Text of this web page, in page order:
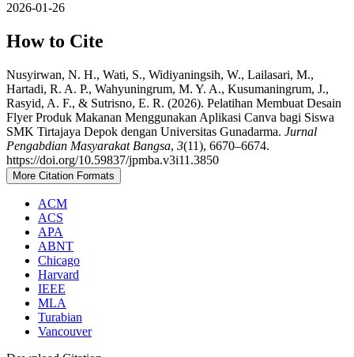
2026-01-26
How to Cite
Nusyirwan, N. H., Wati, S., Widiyaningsih, W., Lailasari, M.,
Hartadi, R. A. P., Wahyuningrum, M. Y. A., Kusumaningrum, J.,
Rasyid, A. F., & Sutrisno, E. R. (2026). Pelatihan Membuat Desain
Flyer Produk Makanan Menggunakan Aplikasi Canva bagi Siswa
SMK Tirtajaya Depok dengan Universitas Gunadarma. Jurnal
Pengabdian Masyarakat Bangsa, 3(11), 6670–6674.
https://doi.org/10.59837/jpmba.v3i11.3850
More Citation Formats
ACM
ACS
APA
ABNT
Chicago
Harvard
IEEE
MLA
Turabian
Vancouver